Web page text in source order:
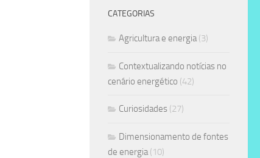
CATEGORIAS
Agricultura e energia (3)
Contextualizando notícias no
cenário energético (42)
Curiosidades (27)
Dimensionamento de fontes
de energia (10)